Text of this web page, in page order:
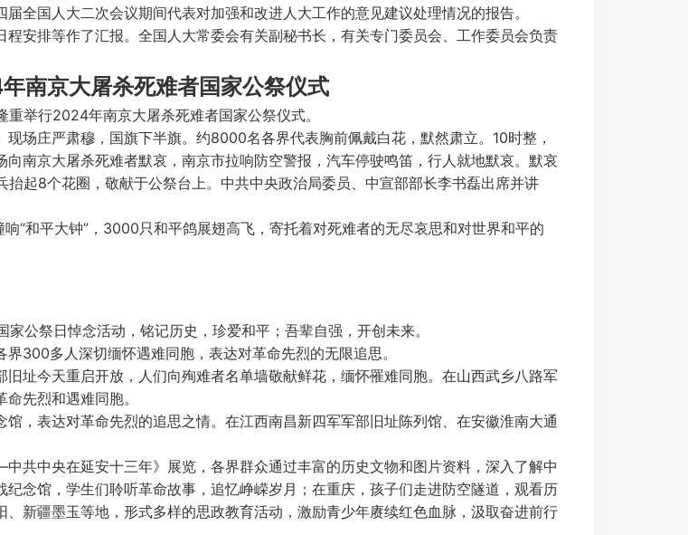
全国人大二次会议期间代表对加强和改进人大工作的意见建议处理情况的报告。
安排等作了汇报。全国人大常委会有关副秘书长，有关专门委员会、工作委员会负责
南京大屠杀死难者国家公祭仪式
重举行2024年南京大屠杀死难者国家公祭仪式。
场庄严肃穆，国旗下半旗。约8000名各界代表胸前佩戴白花，默然肃立。10时整，
南京大屠杀死难者默哀，南京市拉响防空警报，汽车停驶鸣笛，行人就地默哀。默哀
起8个花圈，敬献于公祭台上。中共中央政治局委员、中宣部部长李书磊出席并讲
“和平大钟”，3000只和平鸽展翅高飞，寄托着对死难者的无尽哀思和对世界和平的
家公祭日悼念活动，铭记历史，珍爱和平；吾辈自强，开创未来。
300多人深切缅怀遇难同胞，表达对革命先烈的无限追思。
址今天重启开放，人们向殉难者名单墙敬献鲜花，缅怀罹难同胞。在山西武乡八路军
先烈和遇难同胞。
，表达对革命先烈的追思之情。在江西南昌新四军军部旧址陈列馆、在安徽淮南大通
共中央在延安十三年》展览，各界群众通过丰富的历史文物和图片资料，深入了解中
念馆，学生们聆听革命故事，追忆峥嵘岁月；在重庆，孩子们走进防空隧道，观看历
新疆墨玉等地，形式多样的思政教育活动，激励青少年赓续红色血脉，汲取奋进前行